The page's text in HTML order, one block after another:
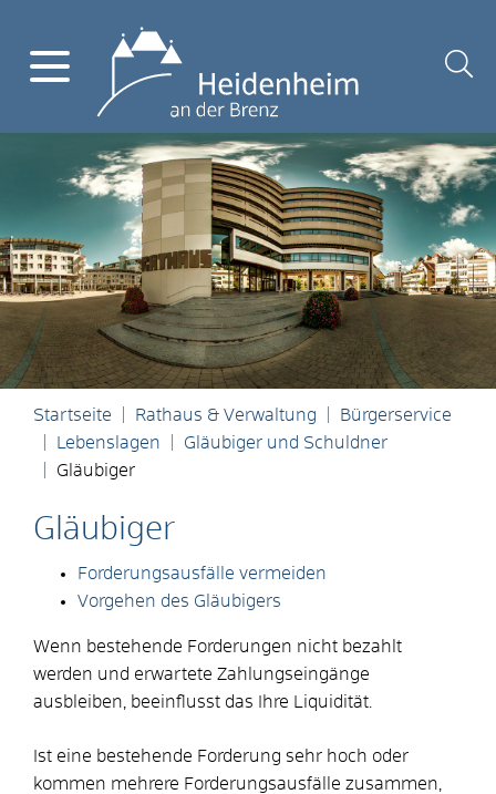
Startseite Rathaus & Verwaltung
Bürgerservice
Lebenslagen
Gläubiger und Schuldner
Gläubiger
Gläubiger
Forderungsausfälle vermeiden
Vorgehen des Gläubigers
Wenn bestehende Forderungen nicht bezahlt
werden und erwartete Zahlungseingänge
ausbleiben, beeinflusst das Ihre Liquidität.
Ist eine bestehende Forderung sehr hoch oder
kommen mehrere Forderungsausfälle zusammen,